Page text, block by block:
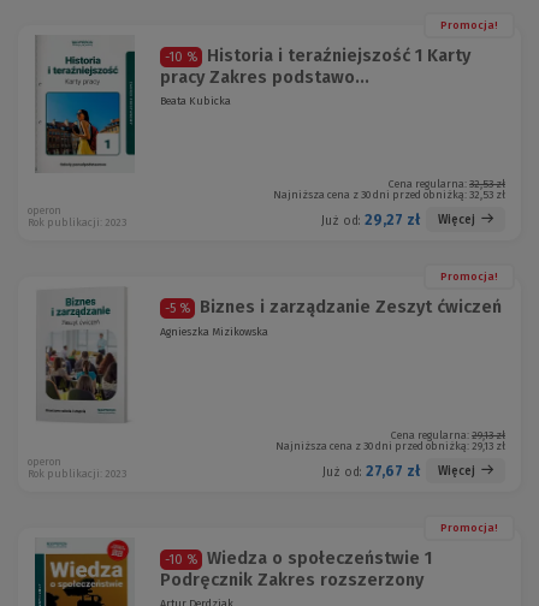
Promocja!
-10 %
Historia i teraźniejszość 1 Karty
pracy Zakres podstawo...
Beata Kubicka
Cena regularna: 32,53 zł
Najniższa cena z 30 dni przed obniżką: 32,53 zł
Już od: 29,27 zł Więcej
operon
Rok publikacji: 2023
Promocja!
-5 % Biznes i zarządzanie Zeszyt ćwiczeń
Agnieszka Mizikowska
Cena regularna: 29,13 zł
Najniższa cena z 30 dni przed obniżką: 29,13 zł
Już od: 27,67 zł Więcej
operon
Rok publikacji: 2023
Promocja!
-10 %
Wiedza o społeczeństwie 1
Podręcznik Zakres rozszerzony
Artur Derdziak